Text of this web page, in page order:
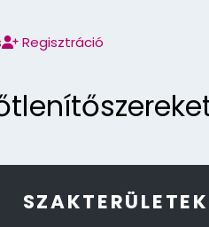
Regisztráció